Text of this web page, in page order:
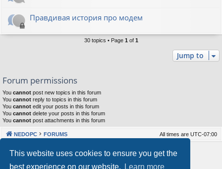
This website uses cookies to ensure you get the
best experience on our website.
Learn more
Правдивая история про модем
30 topics • Page 1 of 1
Jump to
Forum permissions
You cannot post new topics in this forum
You cannot reply to topics in this forum
You cannot edit your posts in this forum
You cannot delete your posts in this forum
You cannot post attachments in this forum
NEDOPC FORUMS All times are UTC-07:00
Powered by phpBB® Forum Software © phpBB Limited
Our VPS Hosting By RimuHosting